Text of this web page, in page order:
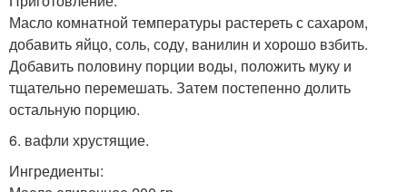
Масло комнатной температуры растереть с сахаром,
добавить яйцо, соль, соду, ванилин и хорошо взбить.
Добавить половину порции воды, положить муку и
тщательно перемешать. Затем постепенно долить
остальную порцию.
6. вафли хрустящие.
Ингредиенты: